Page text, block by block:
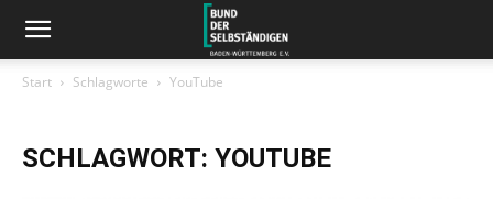
Start Schlagworte YouTube
SCHLAGWORT: YOUTUBE